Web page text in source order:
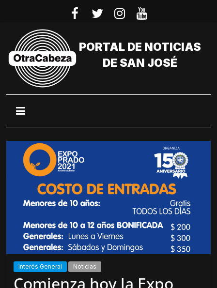
PORTAL DE NOTICIAS
DE SAN JOSÉ
Interés General Noticias
Comienza hoy la Expo